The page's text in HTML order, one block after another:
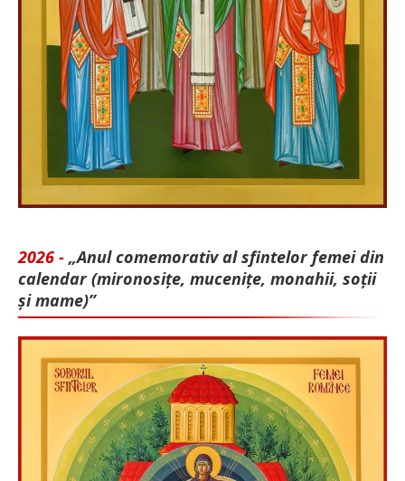
2026 - „Anul comemorativ al sfintelor femei din
calendar (mironosițe, mu­cenițe, monahii, soții
și mame)”